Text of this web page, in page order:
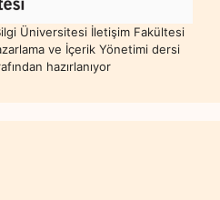
Üniversitesi İletişim Fakültesi
ve İçerik Yönetimi dersi
hazırlanıyor